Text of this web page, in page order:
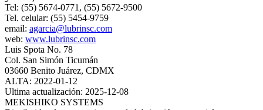
Tel: (55) 5674-0771, (55) 5672-9500
Tel. celular: (55) 5454-9759
email: agarcia@lubrinsc.com
web: www.lubrinsc.com
Luis Spota No. 78
Col. San Simón Ticumán
03660 Benito Juárez, CDMX
ALTA: 2022-01-12
Ultima actualización: 2025-12-08
MEKISHIKO SYSTEMS